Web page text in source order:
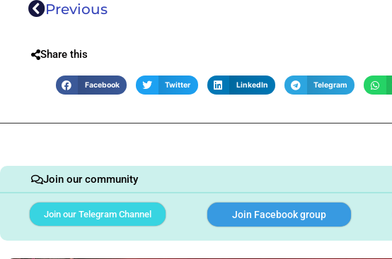
Previous
Share this
Facebook Twitter LinkedIn Telegram
Join our community
Join our Telegram Channel Join Facebook group